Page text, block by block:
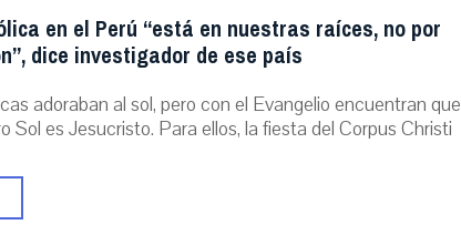
en el Perú “está en nuestras raíces, no por
dice investigador de ese país
adoraban al sol, pero con el Evangelio encuentran que
Sol es Jesucristo. Para ellos, la fiesta del Corpus Christi